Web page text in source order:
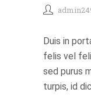
Duis in
felis vel
sed purus
turpis, id